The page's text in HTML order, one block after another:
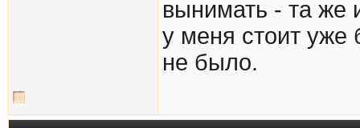
вынимать - та же
у меня стоит уже
не было.